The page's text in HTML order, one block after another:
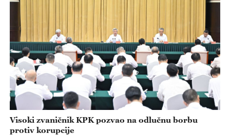
Visoki zvaničnik KPK pozvao na odlučnu borbu
protiv korupcije